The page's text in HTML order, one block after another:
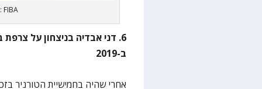
FIBA
6. דני אבדיה בניצחון על
ב-2019
אחרי שהיה בחמישיית הטורניר